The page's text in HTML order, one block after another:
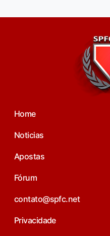
Home
Noticias
Apostas
Fórum
contato@spfc.net
Privacidade